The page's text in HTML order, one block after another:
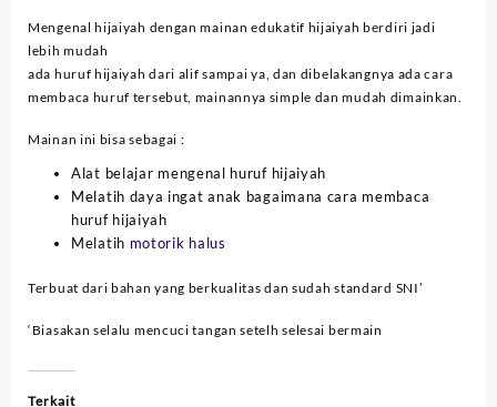
Mengenal hijaiyah dengan mainan edukatif hijaiyah berdiri jadi
lebih mudah
ada huruf hijaiyah dari alif sampai ya, dan dibelakangnya ada cara
membaca huruf tersebut, mainannya simple dan mudah dimainkan.
Mainan ini bisa sebagai :
Alat belajar mengenal huruf hijaiyah
Melatih daya ingat anak bagaimana cara membaca
huruf hijaiyah
Melatih motorik halus
Terbuat dari bahan yang berkualitas dan sudah standard SNI’
‘Biasakan selalu mencuci tangan setelh selesai bermain
Terkait